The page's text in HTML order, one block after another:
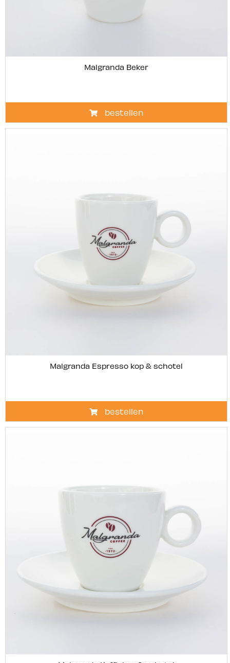
Malgranda Beker
bestellen
Malgranda Espresso kop & schotel
bestellen